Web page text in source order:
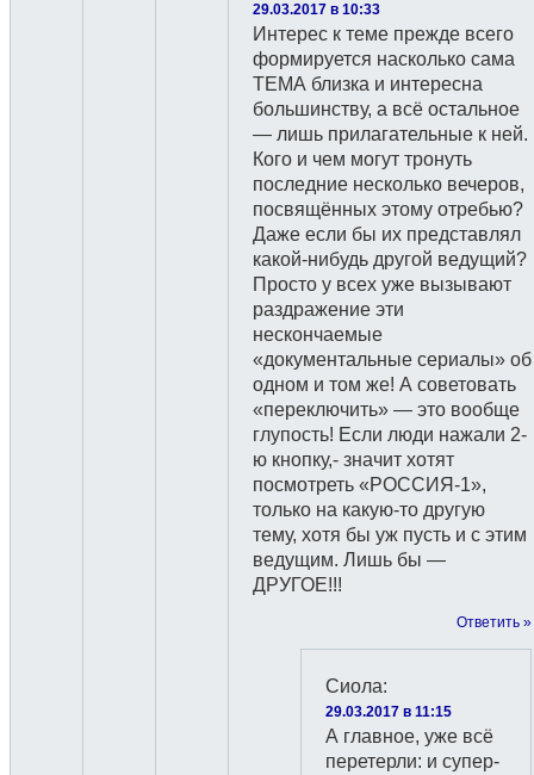
29.03.2017 в 10:33
Интерес к теме прежде всего
формируется насколько сама
ТЕМА близка и интересна
большинству, а всё остальное
— лишь прилагательные к ней.
Кого и чем могут тронуть
последние несколько вечеров,
посвящённых этому отребью?
Даже если бы их представлял
какой-нибудь другой ведущий?
Просто у всех уже вызывают
раздражение эти
нескончаемые
«документальные сериалы» об
одном и том же! А советовать
«переключить» — это вообще
глупость! Если люди нажали 2-
ю кнопку,- значит хотят
посмотреть «РОССИЯ-1»,
только на какую-то другую
тему, хотя бы уж пусть и с этим
ведущим. Лишь бы —
ДРУГОЕ!!!
Ответить »
Сиола:
29.03.2017 в 11:15
А главное, уже всё
перетерли: и супер-